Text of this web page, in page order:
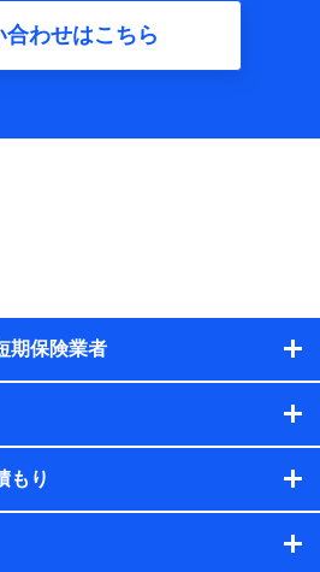
の種類や年齢などの情報などが含ま
の範囲】
モが提供する保険関連サービスに
び管理のため
モと取引のあるもしくは委託を受
社、株式会社NTTドコモおよび提携
提供するため
嗜好・傾向に応じたサービス・商
め
スの実施のため
等の実施のため
管理等付帯業務を行うため
合わせはこちら
期保険業者
もり